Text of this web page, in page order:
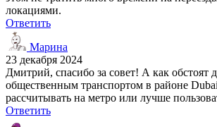
локациями.
Ответить
Марина
23 декабря 2024
Дмитрий, спасибо за совет! А как обстоят
общественным транспортом в районе
рассчитывать на метро или лучше
Ответить